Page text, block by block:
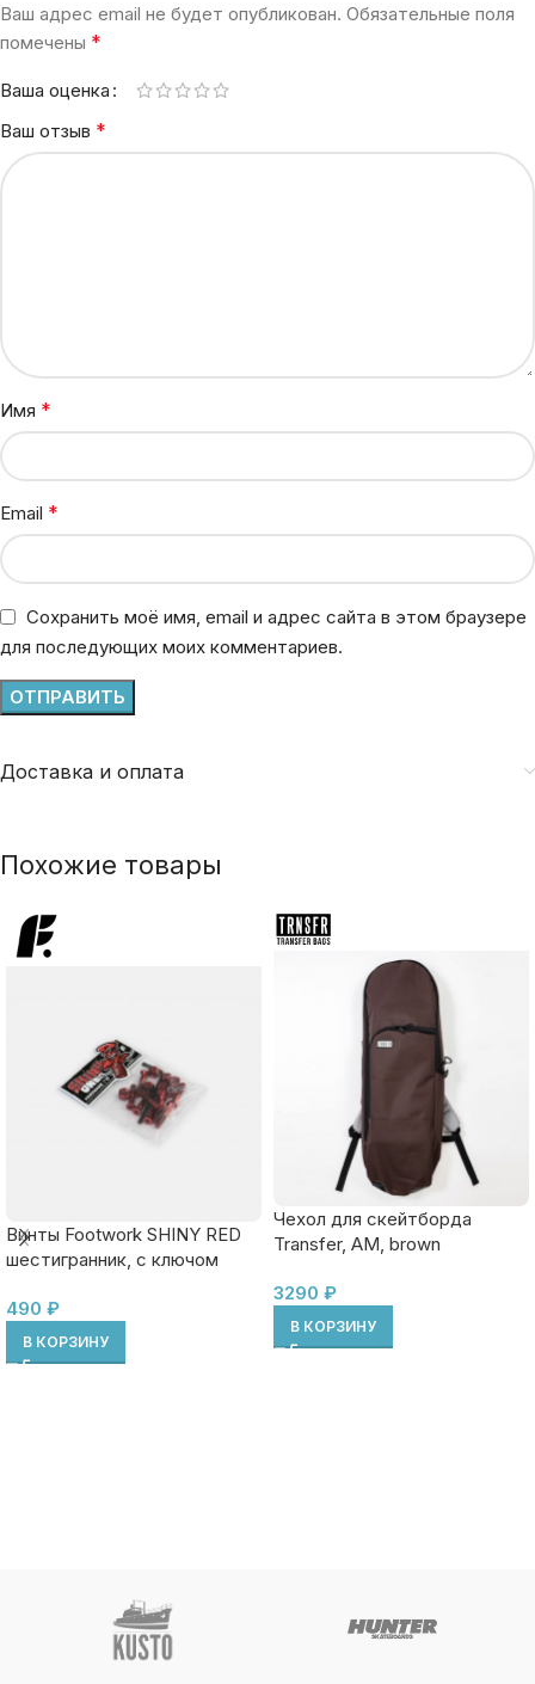
Ваш адрес email не будет опубликован. Обязательные поля
помечены *
Ваша оценка
Ваш отзыв *
Имя *
Email *
Сохранить моё имя, email и адрес сайта в этом браузере
для последующих моих комментариев.
Доставка и оплата
Похожие товары
Винты Footwork SHINY RED
шестигранник, с ключом
490 ₽
В КОРЗИНУ
Чехол для скейтборда
Transfer, AM, brown
3290 ₽
В КОРЗИНУ